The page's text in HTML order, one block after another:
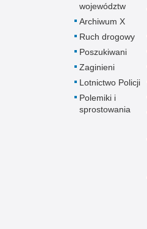
województw
Archiwum X
Ruch drogowy
Poszukiwani
Zaginieni
Lotnictwo Policji
Polemiki i
sprostowania